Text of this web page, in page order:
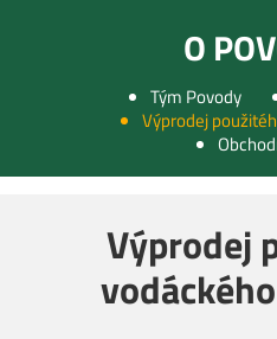
O
Tým Povody
Výprodej
Výprodej